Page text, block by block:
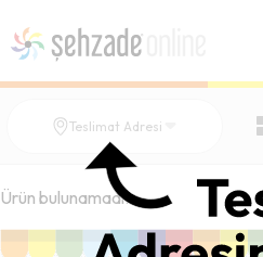
Teslimat Adresi
Ürün bulunamadı.